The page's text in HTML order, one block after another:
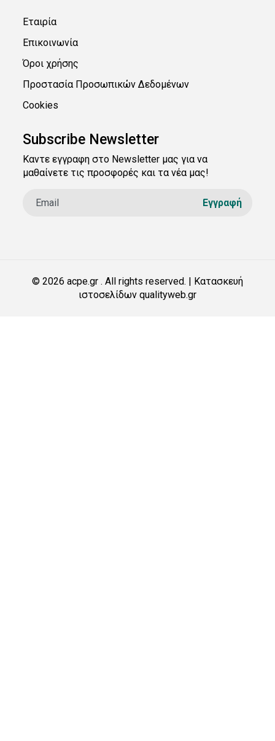
Εταιρία
Επικοινωνία
Όροι χρήσης
Προστασία Προσωπικών Δεδομένων
Cookies
Subscribe Newsletter
Καντε εγγραφη στο Newsletter μας για να
μαθαίνετε τις προσφορές και τα νέα μας!
© 2026 acpe.gr . All rights reserved. | Κατασκευή
ιστοσελίδων qualityweb.gr